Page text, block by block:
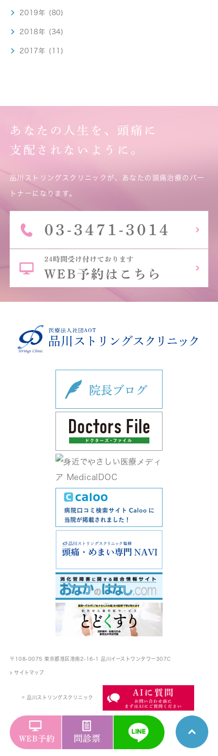
2019年 (80)
2018年 (34)
2017年 (11)
あなたの人生を、頭痛に
支配されないように。
品川ストリングスクリニックが、あなたの頭痛治療のパー
トナーになります。
〒108-0075 東京都港区港南2-16-1 品川イーストワンタワー307C
> サイトマップ
© 品川ストリングスクリニック